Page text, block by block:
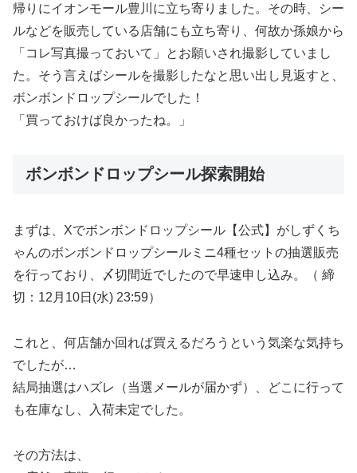
帰りにイオンモール豊川に立ち寄りました。その時、シー
ルなどを販売している店舗にも立ち寄り、何故か孫娘から
「コレ写真撮っておいて」とお願いされ撮影していまし
た。そう言えばシールを撮影したなと思い出し見返すと、
ボンボンドロップシールでした！
「買っておけば良かったね。」
ボンボンドロップシール探索開始
まずは、Xでボンボンドロップシール【公式】がしずくち
ゃんのボンボンドロップシールミニ4種セットの抽選販売
を行っており、〆切間近でしたので早速申し込み。（ 締
切：12月10日(水) 23:59）
これと、何店舗か回れば買えるだろうという気楽な気持ち
でしたが…
結局抽選はハズレ（当選メールが届かず）、どこに行って
も在庫なし、入荷未定でした。
その方法は、